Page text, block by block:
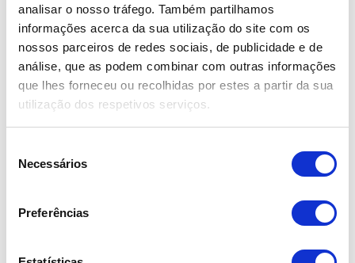
analisar o nosso tráfego. Também partilhamos
informações acerca da sua utilização do site com os
nossos parceiros de redes sociais, de publicidade e de
análise, que as podem combinar com outras informações
que lhes forneceu ou recolhidas por estes a partir da sua
utilização dos respetivos serviços.
Necessários
Preferências
Hyundai i20 1.0 T-GDI Style
2024
Gasolina